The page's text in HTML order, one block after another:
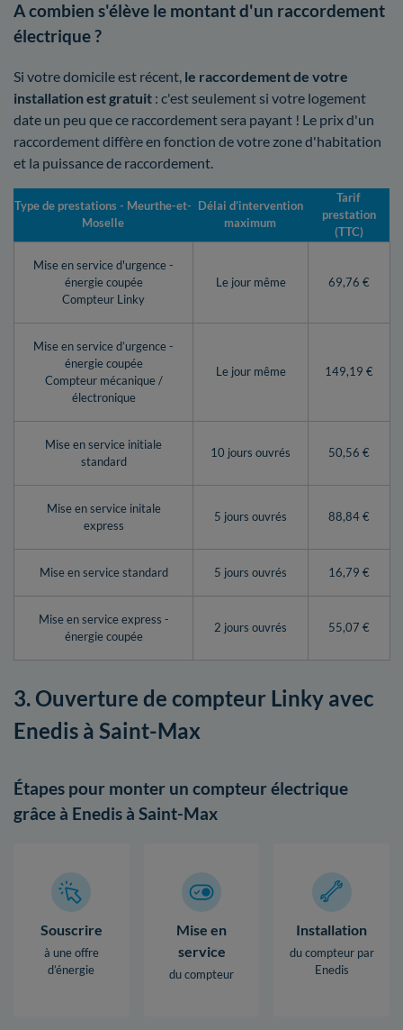
A combien s'élève le montant d'un raccordement
électrique ?
Si votre domicile est récent, le raccordement de votre
installation est gratuit : c'est seulement si votre logement
date un peu que ce raccordement sera payant ! Le prix d'un
raccordement diffère en fonction de votre zone d'habitation
et la puissance de raccordement.
Type de prestations - Meurthe-et-
Moselle
Délai d’intervention
maximum
Tarif
prestation
(TTC)
Mise en service d'urgence -
énergie coupée
Compteur Linky
Le jour même 69,76 €
Mise en service d’urgence -
énergie coupée
Compteur mécanique /
électronique
Le jour même 149,19 €
Mise en service initiale
standard
10 jours ouvrés 50,56 €
Mise en service initale
express
5 jours ouvrés 88,84 €
Mise en service standard 5 jours ouvrés 16,79 €
Mise en service express -
énergie coupée
2 jours ouvrés 55,07 €
3. Ouverture de compteur Linky avec
Enedis à Saint-Max
Étapes pour monter un compteur électrique
grâce à Enedis à Saint-Max
Souscrire
à une offre
d’énergie
Mise en
service
du compteur
Installation
du compteur par
Enedis